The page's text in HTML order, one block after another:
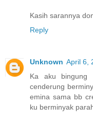
Kasih sarannya
Reply
Unknown April 6,
Ka aku bingung
cenderung
emina sama bb
ku berminyak